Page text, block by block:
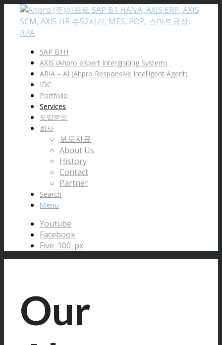
SAP B1H
AXIS (Ahpro eXpert Intergrating System)
ARIA – AI (Ahpro Responsive Intelligent Agent)
IDC
Portfolio
Services
도입문의
회사
보도자료
About Us
History
Contact
Partner
Search
Menu
Youtube
Facebook
Five_100_px
Our